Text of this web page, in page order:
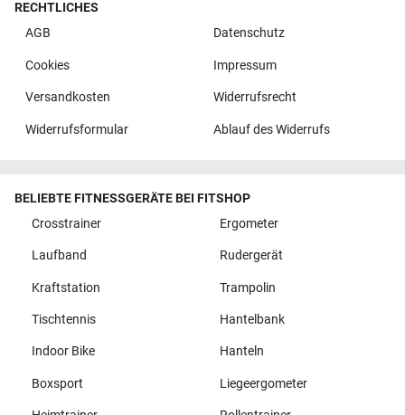
RECHTLICHES
AGB
Datenschutz
Cookies Impressum
Versandkosten Widerrufsrecht
Widerrufsformular Ablauf des Widerrufs
BELIEBTE FITNESSGERÄTE BEI FITSHOP
Crosstrainer
Ergometer
Laufband Rudergerät
Kraftstation Trampolin
Tischtennis Hantelbank
Indoor Bike Hanteln
Boxsport Liegeergometer